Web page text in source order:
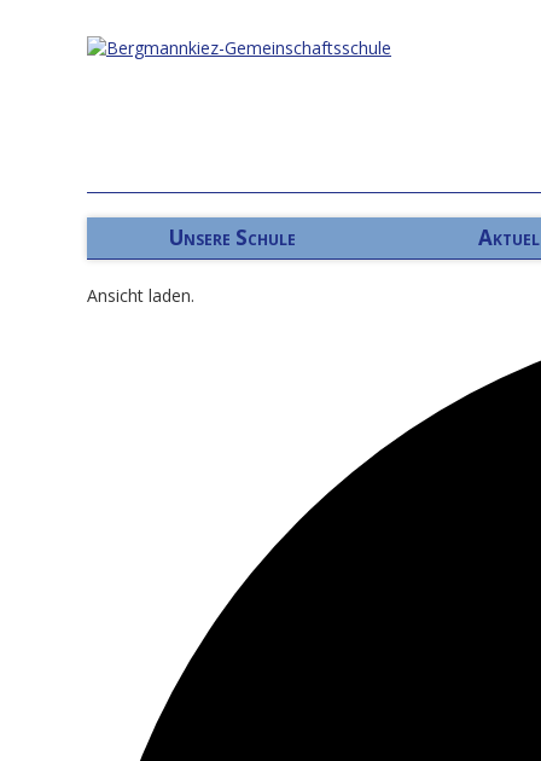
Unsere Schule
Ansicht laden.